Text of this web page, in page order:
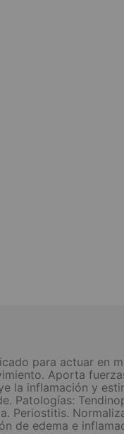
para actuar en
Aporta
la inflamación y
Patologías:
Periostitis.
de edema e